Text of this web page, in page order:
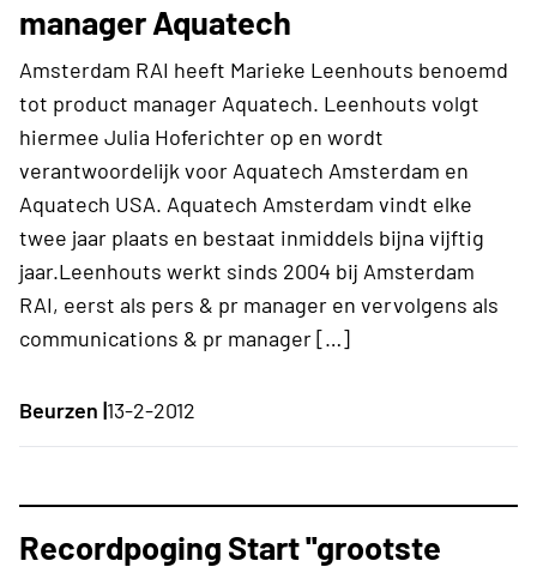
manager Aquatech
Amsterdam RAI heeft Marieke Leenhouts benoemd
tot product manager Aquatech. Leenhouts volgt
hiermee Julia Hoferichter op en wordt
verantwoordelijk voor Aquatech Amsterdam en
Aquatech USA. Aquatech Amsterdam vindt elke
twee jaar plaats en bestaat inmiddels bijna vijftig
jaar.Leenhouts werkt sinds 2004 bij Amsterdam
RAI, eerst als pers & pr manager en vervolgens als
communications & pr manager […]
Beurzen |13-2-2012
Recordpoging Start ''grootste